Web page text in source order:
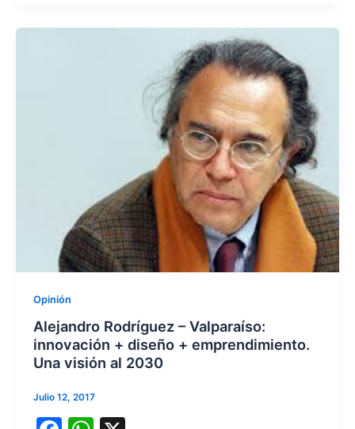
Opinión
Alejandro Rodríguez – Valparaíso:
innovación + diseño + emprendimiento.
Una visión al 2030
Julio 12, 2017